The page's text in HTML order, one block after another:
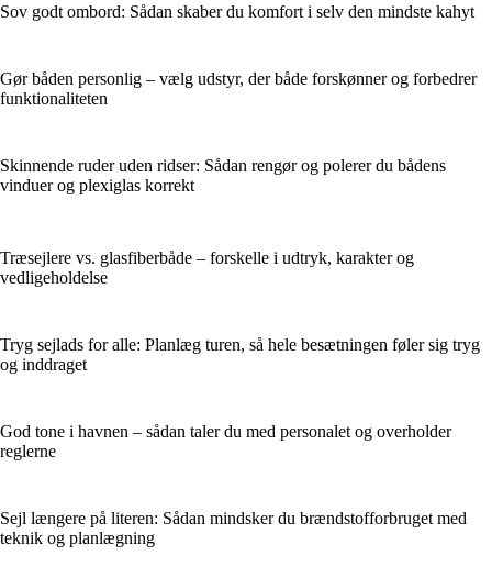
Sov godt ombord: Sådan skaber du komfort i selv den mindste kahyt
Gør båden personlig – vælg udstyr, der både forskønner og forbedrer
funktionaliteten
Skinnende ruder uden ridser: Sådan rengør og polerer du bådens
vinduer og plexiglas korrekt
Træsejlere vs. glasfiberbåde – forskelle i udtryk, karakter og
vedligeholdelse
Tryg sejlads for alle: Planlæg turen, så hele besætningen føler sig tryg
og inddraget
God tone i havnen – sådan taler du med personalet og overholder
reglerne
Sejl længere på literen: Sådan mindsker du brændstofforbruget med
teknik og planlægning